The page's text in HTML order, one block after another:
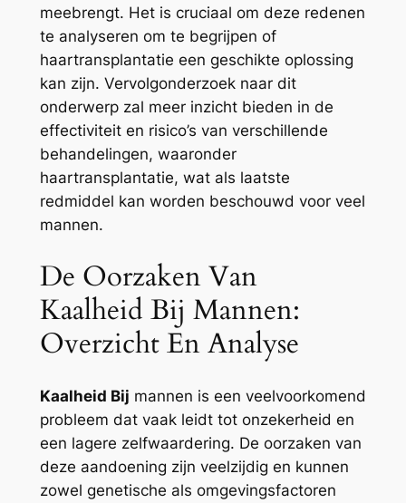
meebrengt. Het is cruciaal om deze redenen
te analyseren om te begrijpen of
haartransplantatie een geschikte oplossing
kan zijn. Vervolgonderzoek naar dit
onderwerp zal meer inzicht bieden in de
effectiviteit en risico’s van verschillende
behandelingen, waaronder
haartransplantatie, wat als laatste
redmiddel kan worden beschouwd voor veel
mannen.
De Oorzaken Van
Kaalheid Bij Mannen:
Overzicht En Analyse
Kaalheid Bij mannen is een veelvoorkomend
probleem dat vaak leidt tot onzekerheid en
een lagere zelfwaardering. De oorzaken van
deze aandoening zijn veelzijdig en kunnen
zowel genetische als omgevingsfactoren